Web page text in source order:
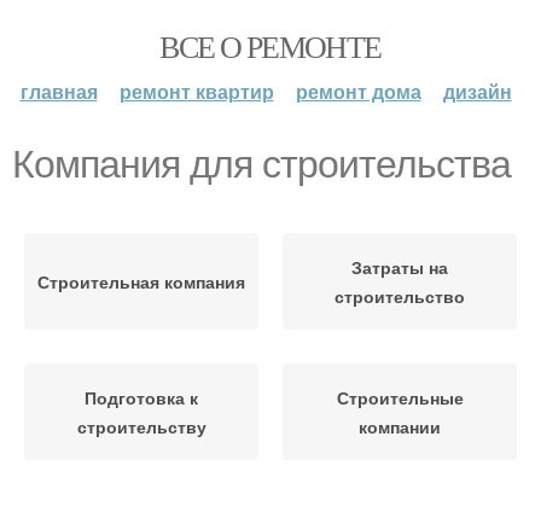
ВСЕ О РЕМОНТЕ
главная ремонт квартир ремонт дома дизайн
Компания для строительства
Строительная компания
Затраты на
строительство
Подготовка к
строительству
Строительные
компании